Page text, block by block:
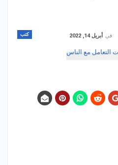
كتب في أبريل 14, 2022